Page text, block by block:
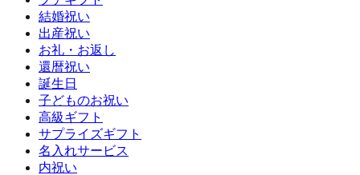
結婚祝い
出産祝い
お礼・お返し
還暦祝い
誕生日
子どものお祝い
高級ギフト
サプライズギフト
名入れサービス
内祝い